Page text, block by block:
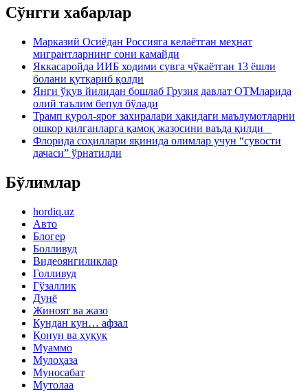
Сўнгги хабарлар
Марказий Осиёдан Россияга келаётган меҳнат
мигрантларнинг сони камайди
Яккасаройда ИИБ ходими сувга чўкаётган 13 ёшли
болани қутқариб қолди
Янги ўқув йилидан бошлаб Грузия давлат ОТМларида
олий таълим бепул бўлади
Трамп қурол-яроғ захиралари ҳақидаги маълумотларни
ошкор қилганларга қамоқ жазосини ваъда қилди
Флорида соҳиллари яқинида олимлар учун “сувости
дачаси” ўрнатилди
Бўлимлар
hordiq.uz
Авто
Блогер
Болливуд
Видеоянгиликлар
Голливуд
Гўзаллик
Дунё
Жиноят ва жазо
Кундан кун… афзал
Қонун ва ҳуқуқ
Муаммо
Мулоҳаза
Муносабат
Мутолаа